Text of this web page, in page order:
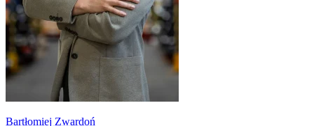
Bartłomiej Zwardoń